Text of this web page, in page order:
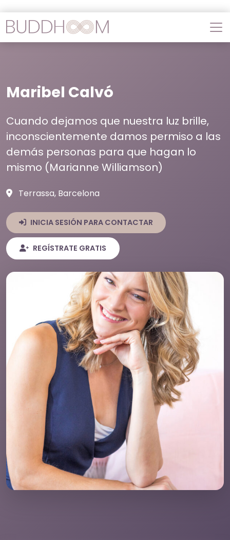
Maribel Calvó
Cuando dejamos que nuestra luz brille,
inconscientemente damos permiso a las
demás personas para que hagan lo
mismo (Marianne Williamson)
Terrassa, Barcelona
INICIA SESIÓN PARA CONTACTAR
REGÍSTRATE GRATIS